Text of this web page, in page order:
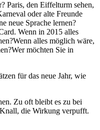
Paris, den Eiffelturm sehen,
oder alte Freunde
neue Sprache lernen?
Wenn in 2015 alles
alles möglich wäre,
möchten Sie in
für das neue Jahr, wie
Zu oft bleibt es zu bei
die Wirkung verpufft.